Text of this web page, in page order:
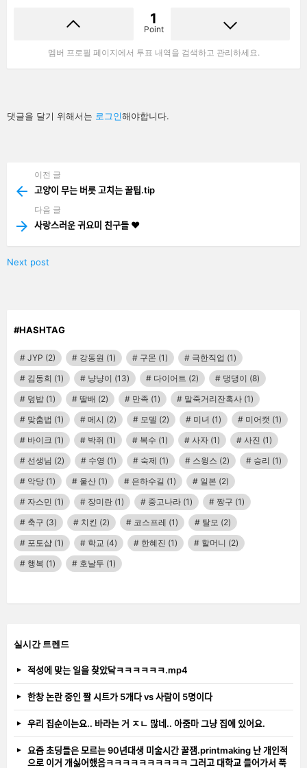
1
Point
멤버 프로필 페이지에서 투표 내역을 검색하고 관리하세요.
답
글
댓글을 달기 위해서는 로그인해야합니다.
more
이전 글
고양이 무는 버릇 고치는 꿀팁.tip
다음 글
사랑스러운 귀요미 친구들 ❤️
Next post
#HASHTAG
JYP (2) 강동원 (1) 구몬 (1) 극한직업 (1)
김동희 (1) 냥냥이 (13) 다이어트 (2) 댕댕이 (8)
덮밥 (1) 딸배 (2) 만족 (1) 말죽거리잔혹사 (1)
맞춤법 (1) 메시 (2) 모델 (2) 미녀 (1) 미어캣 (1)
바이크 (1) 박쥐 (1) 복수 (1) 사자 (1) 사진 (1)
선생님 (2) 수영 (1) 숙제 (1) 스윙스 (2) 승리 (1)
악당 (1) 울산 (1) 은하수길 (1) 일본 (2)
자스민 (1) 장미란 (1) 중고나라 (1) 짱구 (1)
축구 (3) 치킨 (2) 코스프레 (1) 탈모 (2)
포토샵 (1) 학교 (4) 한혜진 (1) 할머니 (2)
행복 (1) 호날두 (1)
실시간 트렌드
적성에 맞는 일을 찾았닼ㅋㅋㅋㅋㅋㅋ.mp4
한창 논란 중인 짤 시트가 5개다 vs 사람이 5명이다
우리 집순이는요.. 바라는 거 ㅈㄴ 많네.. 아줌마 그냥 집에 있어요.
요즘 초딩들은 모르는 90년대생 미술시간 꿀잼.printmaking 난 개인적
으로 이거 개싫어했음ㅋㅋㅋㅋㅋㅋㅋㅋㅋㅋ 그러고 대학교 들어가서 푹